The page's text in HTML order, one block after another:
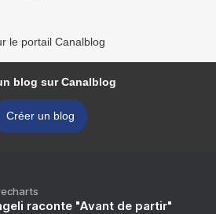
le portail Canalblog
blog sur Canalblog
Créer un blog
raconte "Avant de partir"